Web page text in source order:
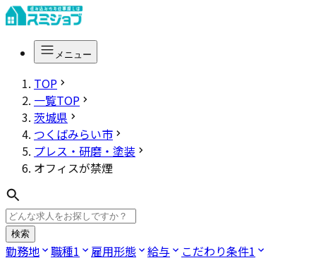
メニュー
TOP
一覧TOP
茨城県
つくばみらい市
プレス・研磨・塗装
オフィスが禁煙
検索
勤務地 職種1 雇用形態 給与 こだわり条件1